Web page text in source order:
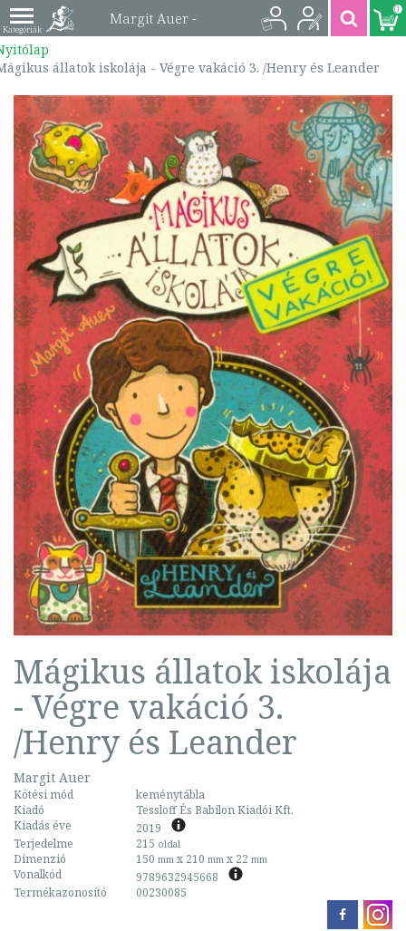
Margit Auer -
iskolája - Végre
vakáció 3. /Henry és
Leander |
9789632945668
0
állatok iskolája - Végre vakáció 3. /Henry és Leander
Mágikus állatok iskolája
- Végre vakáció 3.
/Henry és Leander
Margit Auer
Kötési mód
keménytábla
Kiadó
Tessloff És Babilon Kiadói Kft.
Kiadás éve
2019
Terjedelme
215 oldal
Dimenzió 150 mm x 210 mm x 22 mm
Vonalkód
9789632945668
Termékazonosító
00230085